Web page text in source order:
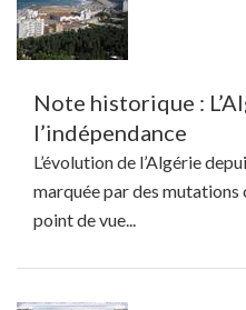
Note historique :
l’indépendance
L’évolution de l’Algérie
marquée par des mutations
point de vue...